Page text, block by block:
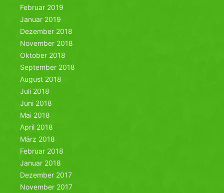
Februar 2019
Januar 2019
Dezember 2018
November 2018
Oktober 2018
September 2018
August 2018
Juli 2018
Juni 2018
Mai 2018
April 2018
März 2018
Februar 2018
Januar 2018
Dezember 2017
November 2017